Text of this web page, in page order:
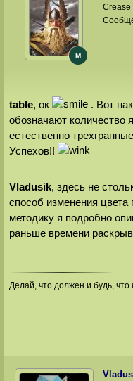
M
Crease
table, ок
. Вот
обозначают количество
естественно
Успехов!!
Vladusik, здесь не
способ изменения
методику я подробно
раньше времени
Делай, что должен и будь, что